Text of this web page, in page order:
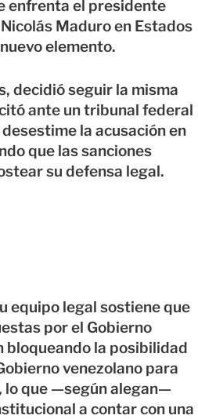
enfrenta el presidente
Maduro en Estados
elemento.
decidió seguir la misma
ante un tribunal federal
la acusación en
que las sanciones
su defensa legal.
equipo legal sostiene que
por el Gobierno
bloqueando la posibilidad
venezolano para
lo que —según alegan—
a contar con una